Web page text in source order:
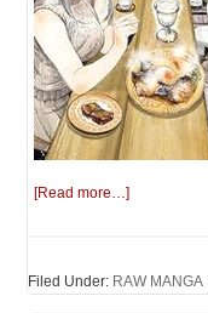
[Read more…]
Filed Under: RAW MANGA